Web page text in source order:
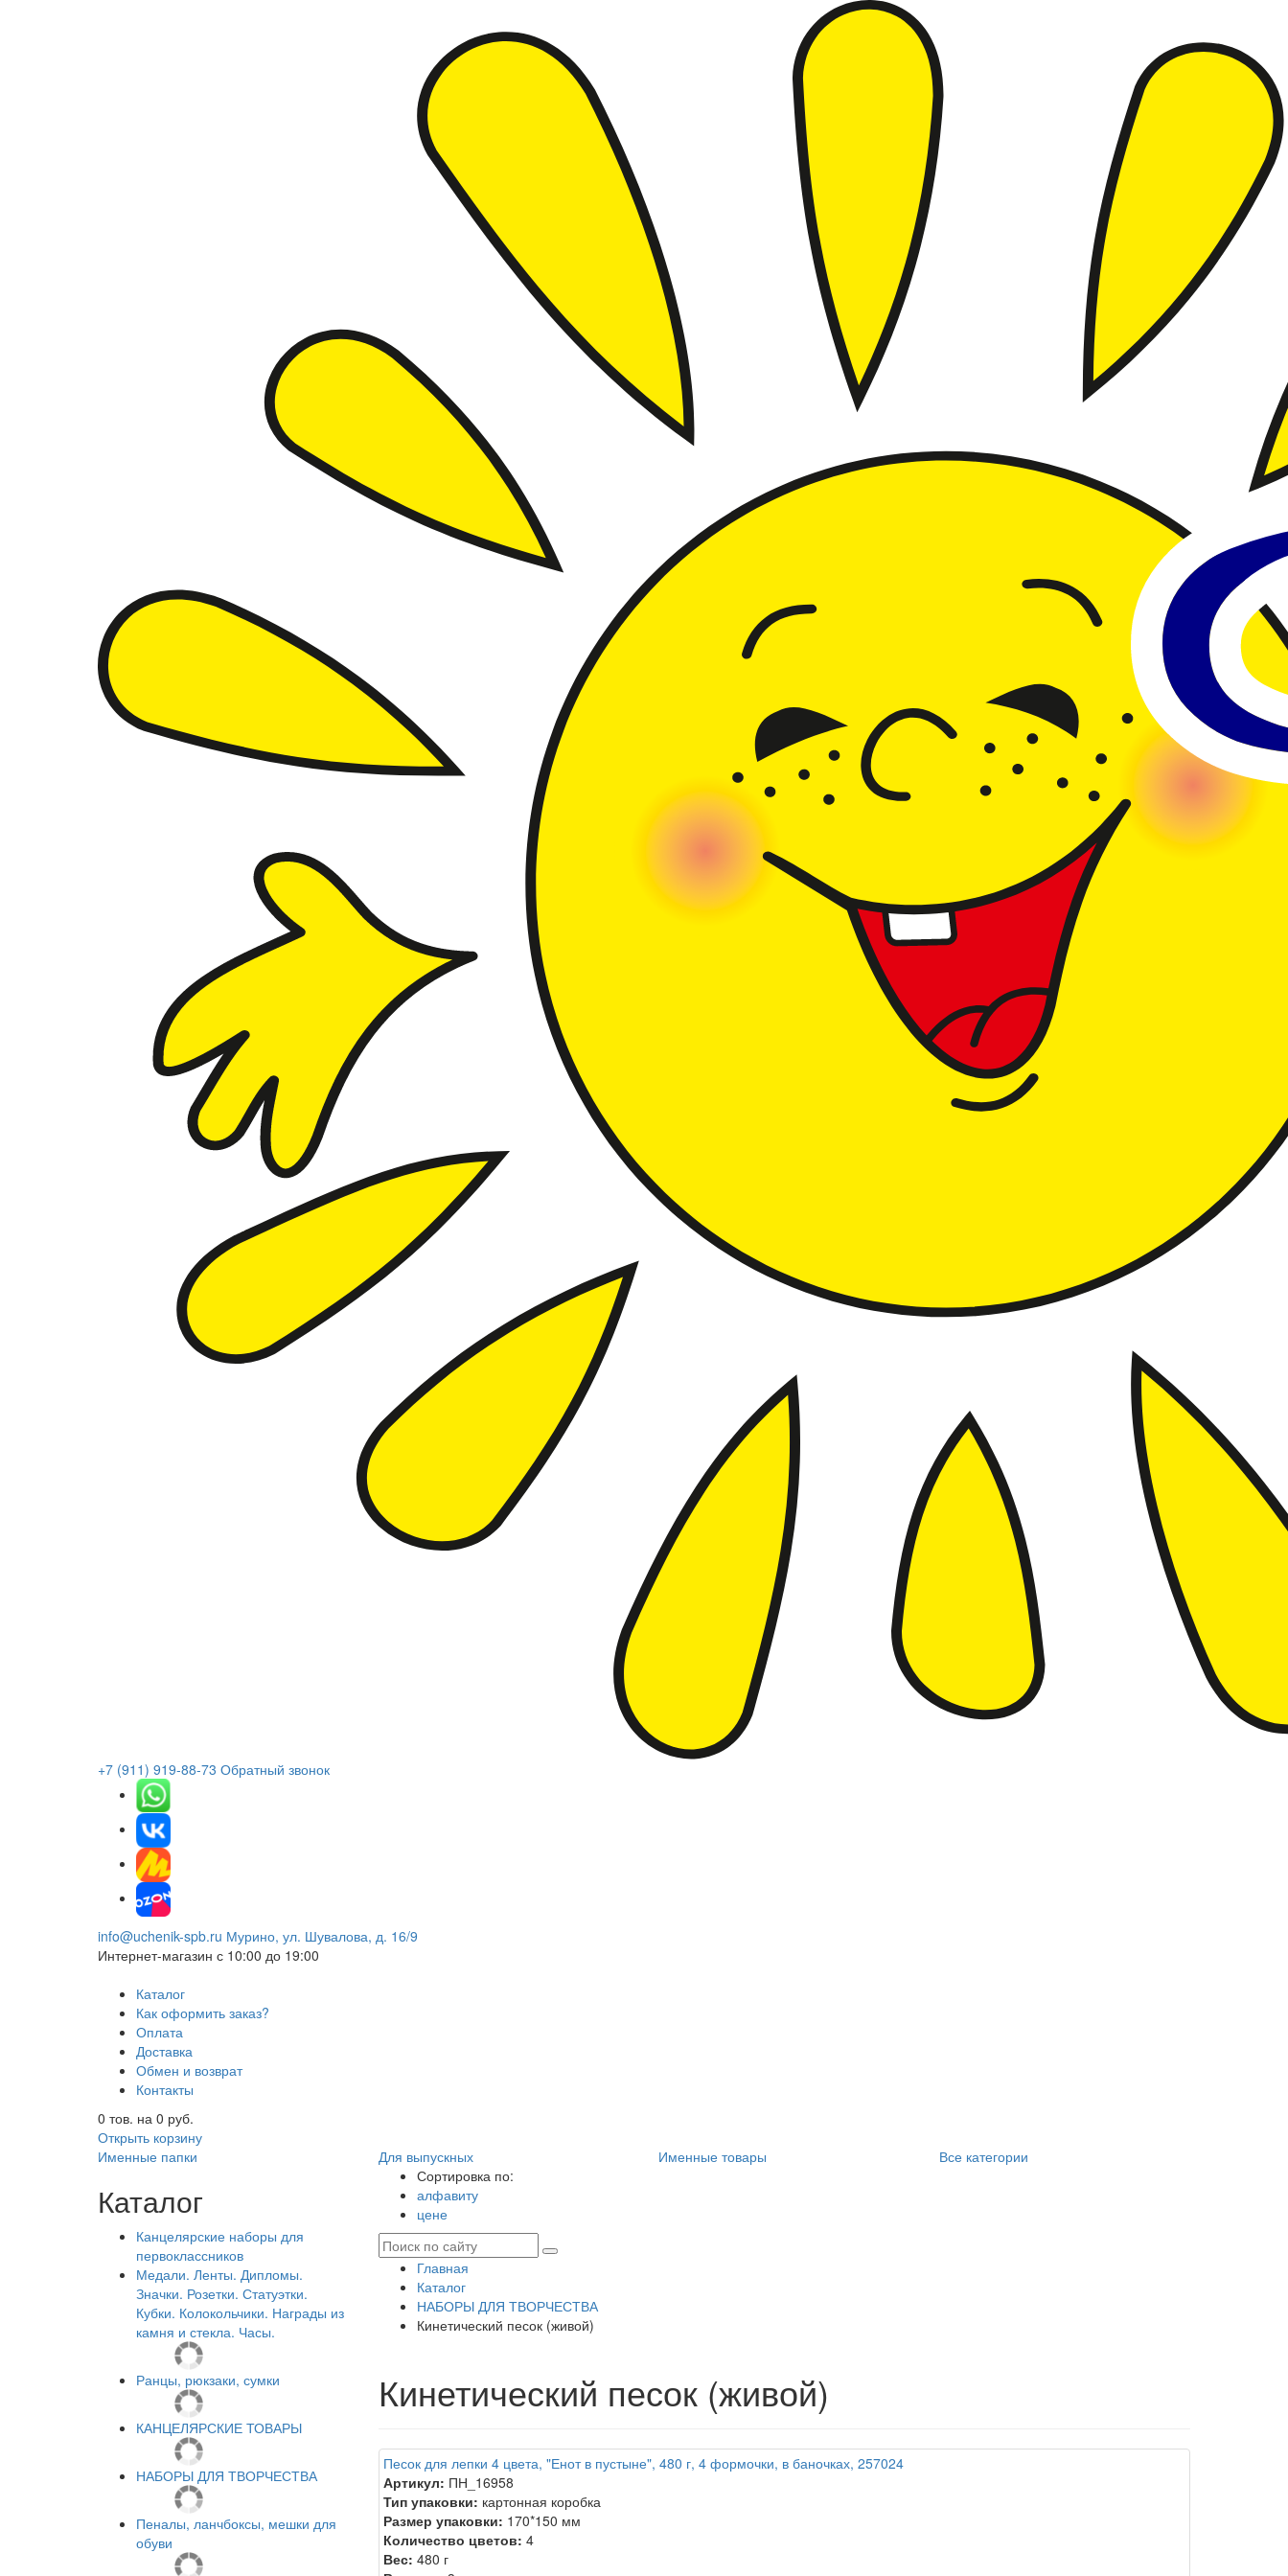
+7 (911) 919-88-73 Обратный звонок
info@uchenik-spb.ru Мурино, ул. Шувалова, д. 16/9
Интернет-магазин с 10:00 до 19:00
Каталог
Как оформить заказ?
Оплата
Доставка
Обмен и возврат
Контакты
0 тов. на 0 руб.
Открыть корзину
Именные папки
Для выпускных Именные товары Все категории
Каталог
Канцелярские наборы для
первоклассников
Медали. Ленты. Дипломы.
Значки. Розетки. Статуэтки.
Кубки. Колокольчики. Награды из
камня и стекла. Часы.
Ранцы, рюкзаки, сумки
КАНЦЕЛЯРСКИЕ ТОВАРЫ
НАБОРЫ ДЛЯ ТВОРЧЕСТВА
Пеналы, ланчбоксы, мешки для
обуви
Сортировка по:
алфавиту
цене
Главная
Каталог
НАБОРЫ ДЛЯ ТВОРЧЕСТВА
Кинетический песок (живой)
Кинетический песок (живой)
Песок для лепки 4 цвета, "Енот в пустыне", 480 г, 4 формочки, в баночках, 257024
Артикул: ПН_16958
Тип упаковки: картонная коробка
Размер упаковки: 170*150 мм
Количество цветов: 4
Вес: 480 г